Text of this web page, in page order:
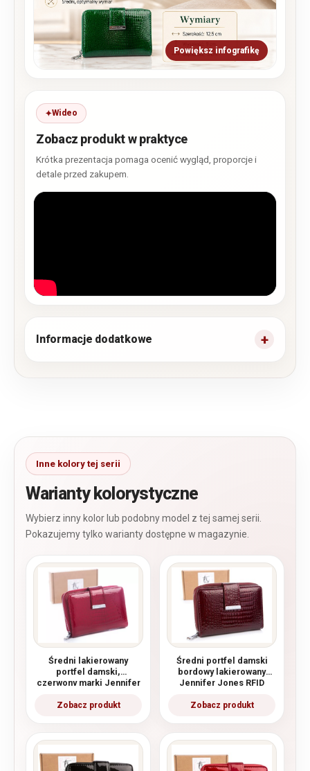
Powiększ infografikę
Wideo
Zobacz produkt w praktyce
Krótka prezentacja pomaga ocenić wygląd, proporcje i
detale przed zakupem.
Informacje dodatkowe
Warianty kolorystyczne
Średni lakierowany
portfel damski,
czerwony marki Jennifer
Średni portfel damski
bordowy lakierowany
Jennifer Jones RFID